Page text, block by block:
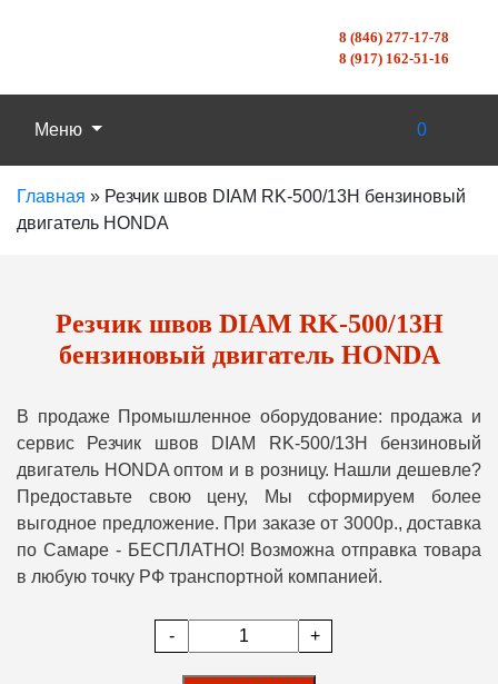
8 (846) 277-17-78
8 (917) 162-51-16
Меню 0
Главная » Резчик швов DIAM RK-500/13Н бензиновый
двигатель HONDA
Резчик швов DIAM RK-500/13Н
бензиновый двигатель HONDA
В продаже Промышленное оборудование: продажа и
сервис Резчик швов DIAM RK-500/13Н бензиновый
двигатель HONDA оптом и в розницу. Нашли дешевле?
Предоставьте свою цену, Мы сформируем более
выгодное предложение. При заказе от 3000р., доставка
по Самаре - БЕСПЛАТНО! Возможна отправка товара
в любую точку РФ транспортной компанией.
- +